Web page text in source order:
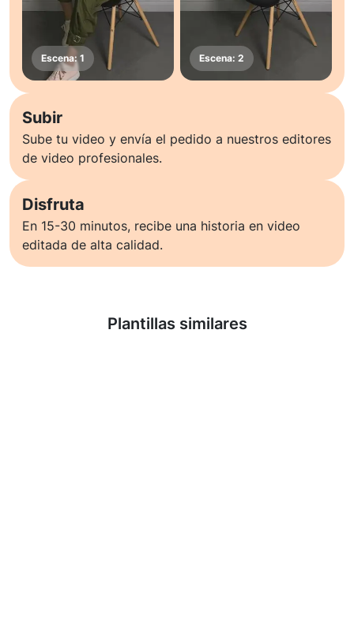
Subir
Sube tu video y envía el pedido a nuestros editores
de video profesionales.
Disfruta
En 15-30 minutos, recibe una historia en video
editada de alta calidad.
Plantillas similares
Saber más